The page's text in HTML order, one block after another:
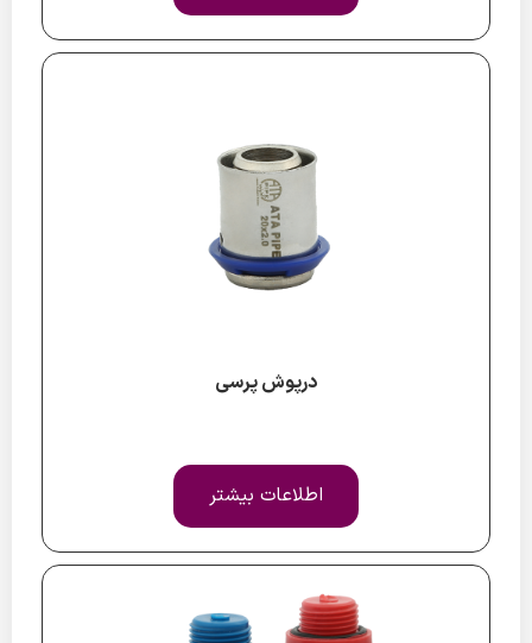
درپوش پرسی
اطلاعات بیشتر